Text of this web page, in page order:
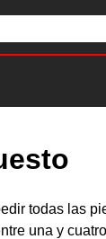
todas las
una y